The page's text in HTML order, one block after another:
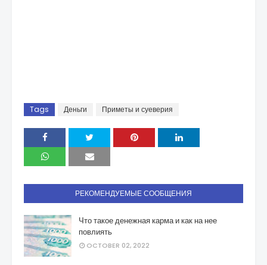
Tags Деньги Приметы и суеверия
РЕКОМЕНДУЕМЫЕ СООБЩЕНИЯ
Что такое денежная карма и как на нее
повлиять
OCTOBER 02, 2022